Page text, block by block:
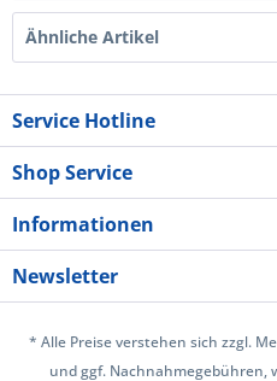
Ähnliche Artikel
Service Hotline
Shop Service
Informationen
Newsletter
* Alle Preise verstehen sich zzgl.
und ggf. Nachnahmegebühren,